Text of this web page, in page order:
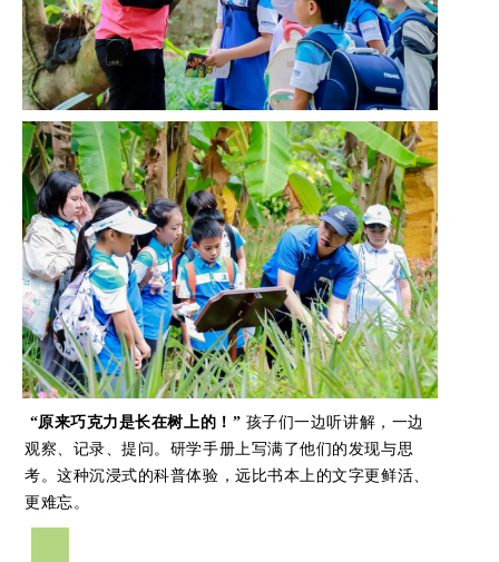
“原来巧克力是长在树上的！” 孩子们一边听讲解，一边
观察、记录、提问。研学手册上写满了他们的发现与思
考。这种沉浸式的科普体验，远比书本上的文字更鲜活、
更难忘。